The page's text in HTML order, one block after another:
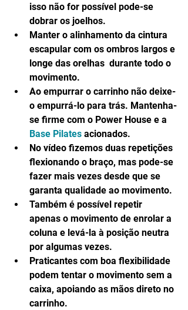
isso não for possível pode-se
dobrar os joelhos.
Manter o alinhamento da cintura
escapular com os ombros largos e
longe das orelhas  durante todo o
movimento.
Ao empurrar o carrinho não deixe-
o empurrá-lo para trás. Mantenha-
se firme com o Power House e a
Base Pilates acionados.
No vídeo fizemos duas repetições
flexionando o braço, mas pode-se
fazer mais vezes desde que se
garanta qualidade ao movimento.
Também é possível repetir
apenas o movimento de enrolar a
coluna e levá-la à posição neutra
por algumas vezes.
Praticantes com boa flexibilidade
podem tentar o movimento sem a
caixa, apoiando as mãos direto no
carrinho.